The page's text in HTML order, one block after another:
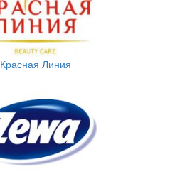
Красная Линия